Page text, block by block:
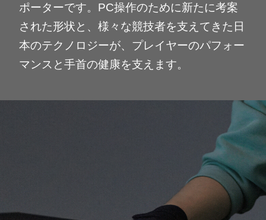
ポーターです。PC操作のために新たに考案
された形状と、様々な競技者を支えてきた日
本のテクノロジーが、プレイヤーのパフォー
マンスと手首の健康を支えます。